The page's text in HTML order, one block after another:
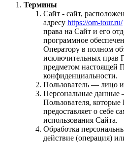
Термины
Сайт - сайт,
адресу https://om-tour.ru/
права на Сайт и его
программное
Оператору в полном
исключительных прав
предметом настоящей
конфиденциальности.
Пользователь — лицо
Персональные данные
Пользователя, которые
предоставляет о себе
использования Сайта.
Обработка
действие (операция)